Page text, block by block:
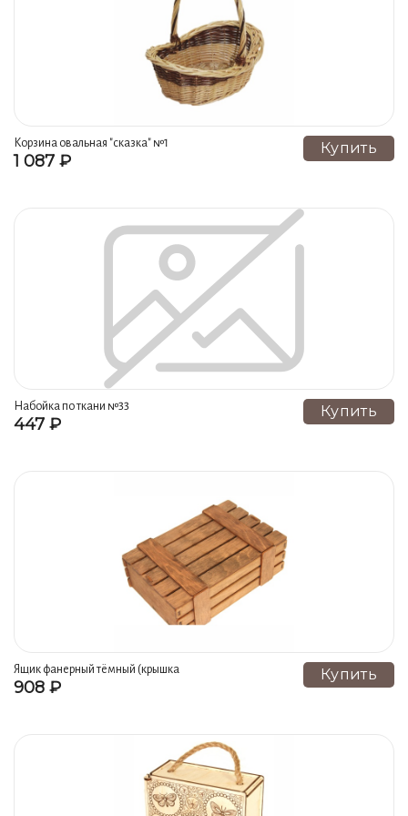
Корзина овальная "сказка" №1
1 087 ₽
Купить
Набойка по ткани №33
447 ₽
Купить
Ящик фанерный тёмный (крышка
из "реек")
908 ₽
Купить